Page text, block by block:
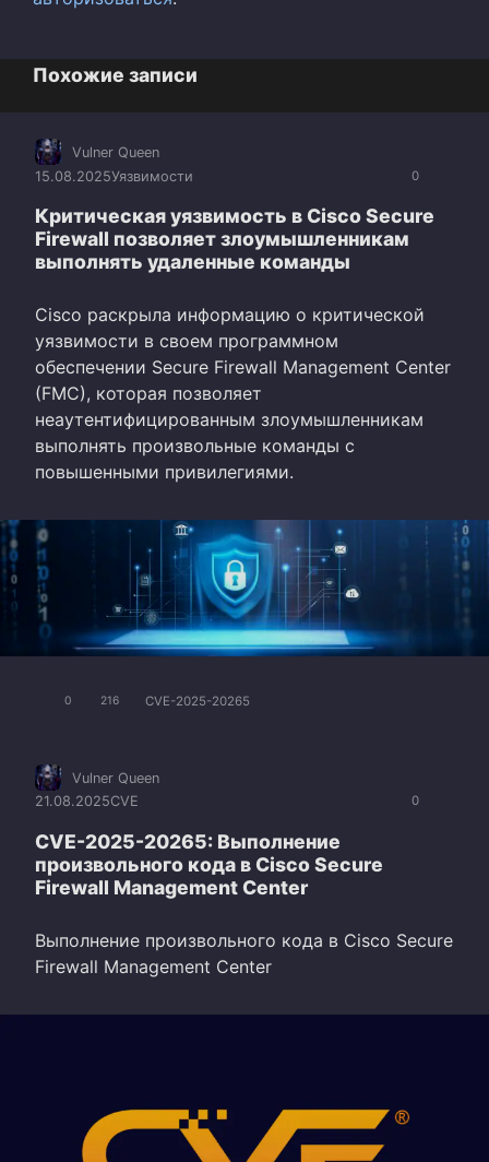
Похожие записи
0
Vulner Queen
15.08.2025Уязвимости
Критическая уязвимость в Cisco Secure
Firewall позволяет злоумышленникам
выполнять удаленные команды
Cisco раскрыла информацию о критической
уязвимости в своем программном
обеспечении Secure Firewall Management Center
(FMC), которая позволяет
неаутентифицированным злоумышленникам
выполнять произвольные команды с
повышенными привилегиями.
0 216 CVE-2025-20265
0
Vulner Queen
21.08.2025CVE
CVE-2025-20265: Выполнение
произвольного кода в Cisco Secure
Firewall Management Center
Выполнение произвольного кода в Cisco Secure
Firewall Management Center